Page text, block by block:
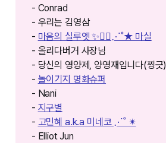
- Conrad
- 우리는 김영삼
- 마음의 실루엣 ✨🚶‍♀️⋰˚★ 마실
- 올리다버거 사장님
- 당신의 영양제, 양영재입니다(찡긋)
- 놀이기지 명화슈퍼
- Nani
- 지구별
- 고민혜 a.k.a 미네코 ⋰˚ ✴︎
- Elliot Jun